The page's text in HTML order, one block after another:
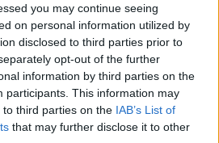
you may continue seeing
on personal information utilized by
disclosed to third parties prior to
opt-out of the further
information by third parties on the
participants. This information may
third parties on the IAB’s List of
that may further disclose it to other